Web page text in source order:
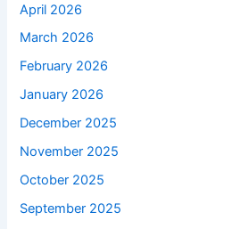
April 2026
March 2026
February 2026
January 2026
December 2025
November 2025
October 2025
September 2025